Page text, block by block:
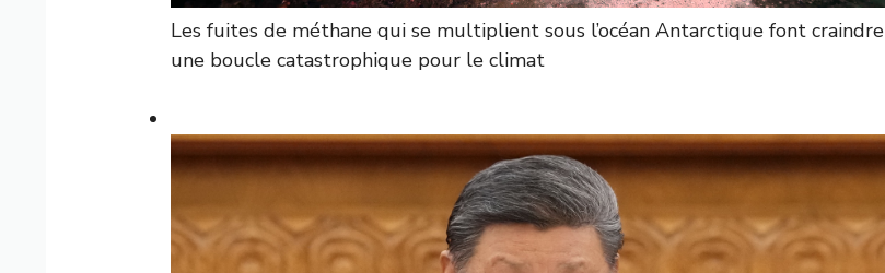
Les fuites de méthane qui se multiplient sous l’océan Antarctique font craindre
une boucle catastrophique pour le climat